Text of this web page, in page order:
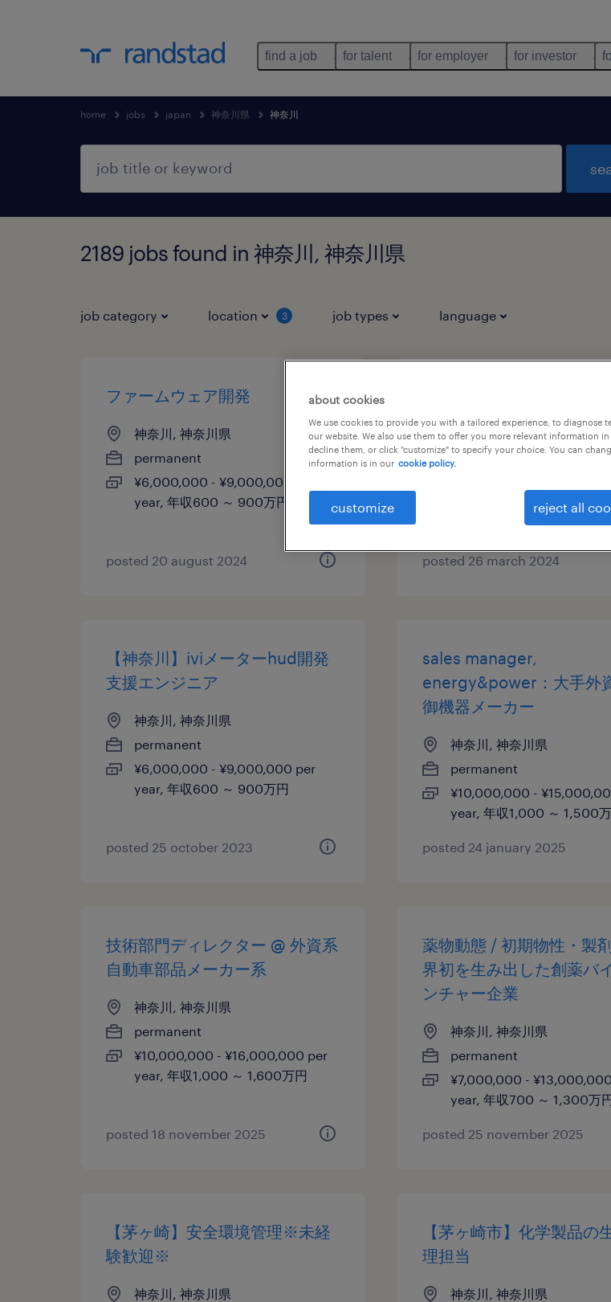
find a job for talent for employer for investor
home jobs japan 神奈川県 神奈川
2189 jobs found in 神奈川, 神奈川県
job category location 3 job types language
ファームウェア開発
神奈川, 神奈川県
permanent
¥6,000,000 - ¥9,000,000 per
year, 年収600 ～ 900万円
posted 20 august 2024
神奈川, 神奈川県
permanent
year, 年収1,200 ～ 1,750万
posted 26 march 2024
【神奈川】iviメーターhud開発
支援エンジニア
神奈川, 神奈川県
permanent
¥6,000,000 - ¥9,000,000 per
year, 年収600 ～ 900万円
posted 25 october 2023
sales manager,
energy&power：大手外
御機器メーカー
神奈川, 神奈川県
permanent
¥10,000,000 -
year, 年収1,000 ～ 1,500
posted 24 january 2025
技術部門ディレクター @ 外資系
自動車部品メーカー系
神奈川, 神奈川県
permanent
¥10,000,000 - ¥16,000,000 per
year, 年収1,000 ～ 1,600万円
posted 18 november 2025
薬物動態 / 初期物性・製
界初を生み出した創薬バ
ンチャー企業
神奈川, 神奈川県
permanent
¥7,000,000 -
year, 年収700 ～ 1,300万
posted 25 november 2025
【茅ヶ崎】安全環境管理※未経
験歓迎※
神奈川, 神奈川県
【茅ヶ崎市】化学製品の
理担当
神奈川, 神奈川県
about cookies
We use cookies to provide you with a tailored experience, to diagnose
our website. We also use them to offer you more relevant information
decline them, or click "customize" to specify your choice. You can
information is in our cookie policy.
customize reject all